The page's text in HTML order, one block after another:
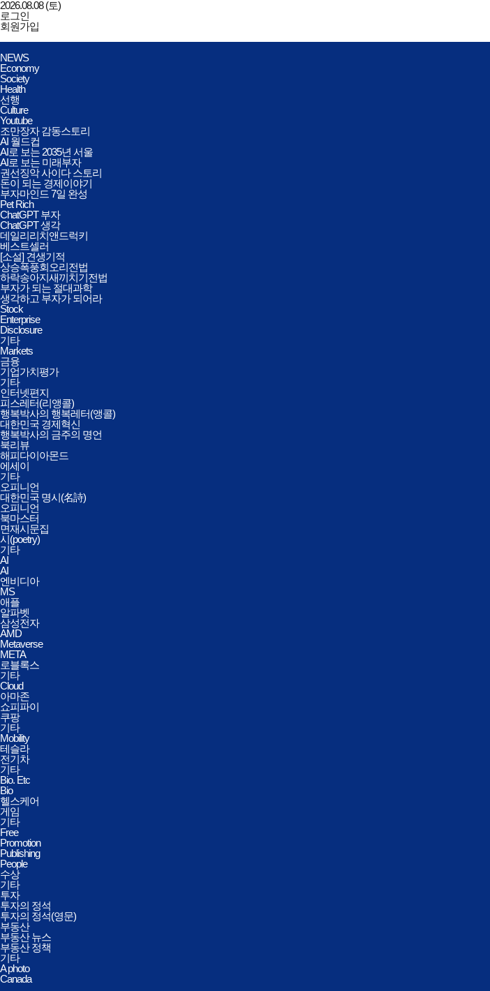
2026.08.08 (토)
로그인
회원가입
데일리리치앤드럭키
전체메뉴
열기/
닫기
NEWS
Economy
Society
Health
선행
Culture
Youtube
조만장자 감동스토리
AI 월드컵
AI로 보는 2035년 서울
AI로 보는 미래부자
권선징악 사이다 스토리
돈이 되는 경제이야기
부자마인드 7일 완성
Pet Rich
ChatGPT 부자
ChatGPT 생각
데일리리치앤드럭키
베스트셀러
[소설] 견생기적
상승폭풍회오리전법
하락송아지새끼치기전법
부자가 되는 절대과학
생각하고 부자가 되어라
Stock
Enterprise
Disclosure
기타
Markets
금융
기업가치평가
기타
인터넷편지
피스레터(리앵콜)
행복박사의 행복레터(앵콜)
대한민국 경제혁신
행복박사의 금주의 명언
북리뷰
해피다이아몬드
에세이
기타
오피니언
대한민국 명시(名詩)
오피니언
북마스터
면재시문집
시(poetry)
기타
AI
AI
엔비디아
MS
애플
알파벳
삼성전자
AMD
Metaverse
META
로블록스
기타
Cloud
아마존
쇼피파이
쿠팡
기타
Mobility
테슬라
전기차
기타
Bio. Etc
Bio
헬스케어
게임
기타
Free
Promotion
Publishing
People
수상
기타
투자
투자의 정석
투자의 정석(영문)
부동산
부동산 뉴스
부동산 정책
기타
A photo
Canada